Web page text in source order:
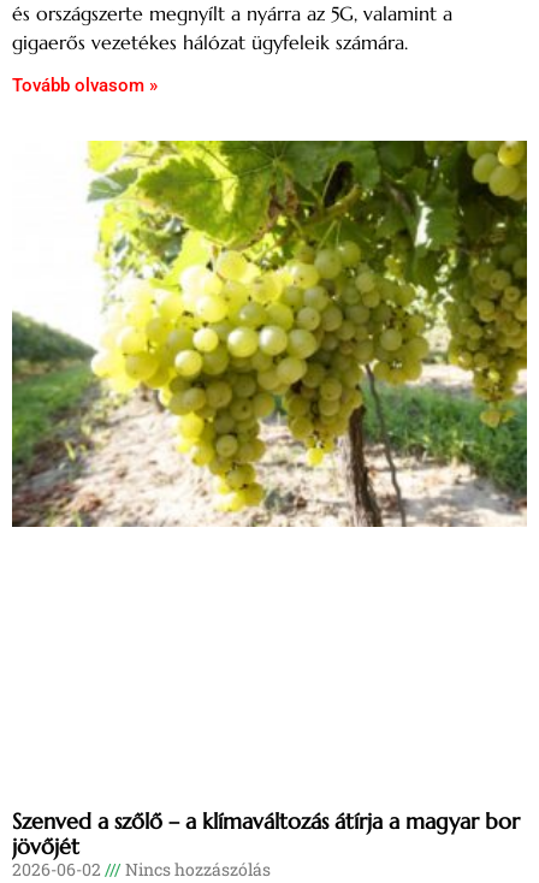
és országszerte megnyílt a nyárra az 5G, valamint a
gigaerős vezetékes hálózat ügyfeleik számára.
Tovább olvasom »
Szenved a szőlő – a klímaváltozás átírja a magyar bor
jövőjét
2026-06-02 Nincs hozzászólás